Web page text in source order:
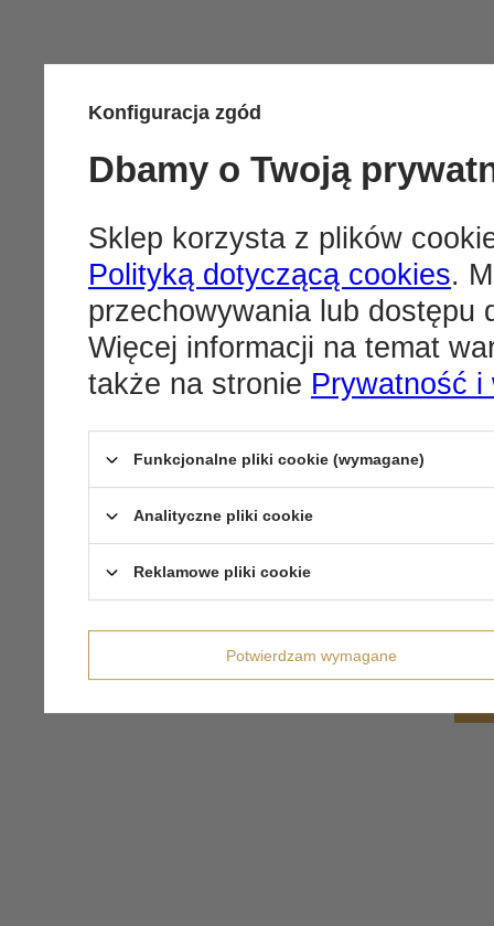
Konfiguracja zgód
Dbamy o Twoją
Sklep korzysta z plików
Polityką dotyczącą cookies.
przechowywania lub dostępu
Więcej informacji na temat
także na stronie Prywatność i
Funkcjonalne pliki cookie (wymagane)
Analityczne pliki cookie
Reklamowe pliki cookie
Potwierdzam wymagane